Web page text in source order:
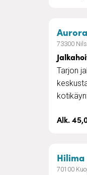
73300
Tarjon
Alk.
Hilima
70100